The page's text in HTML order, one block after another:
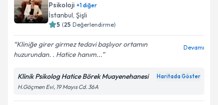
Psikoloji +1diğer
İstanbul, Şişli
5 (25 Değerlendirme)
Kliniğe girer girmez tedavi başlıyor ortamın
huzurundan. . Hatice hanım...
Devamı
Klinik Psikolog Hatice Börek Muayenehanesi Haritada Göster
H.Göçmen Evi, 19 Mayıs Cd. 36A